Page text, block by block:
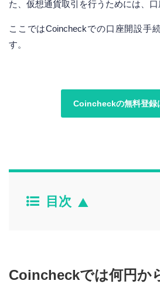
た、仮想通貨取引を行うためには、口
ここではCoincheckでの口座開設手
す。
Coincheckの無料登録
目次
Coincheckでは何円か